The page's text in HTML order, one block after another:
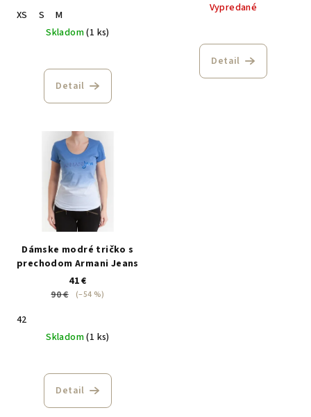
XS S
M
Skladom(1 ks)
Detail
Vypredané
Detail
Dámske modré tričko s
prechodom Armani Jeans
41 €
90 €
(–54 %)
42
Skladom(1 ks)
Detail